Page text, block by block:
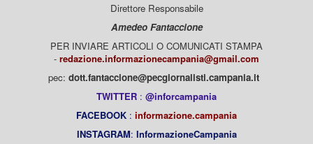
Direttore Responsabile
Amedeo Fantaccione
PER INVIARE ARTICOLI O COMUNICATI STAMPA
- redazione.informazionecampania@gmail.com
pec: dott.fantaccione@pecgiornalisti.campania.it
TWITTER : @inforcampania
FACEBOOK : informazione.campania
INSTAGRAM: InformazioneCampania